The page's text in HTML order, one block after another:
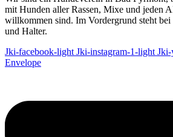
mit Hunden aller Rassen, Mixe und jeden
willkommen sind. Im Vordergrund steht
und Halter.
Jki-facebook-light Jki-instagram-1-light Jki-
Envelope